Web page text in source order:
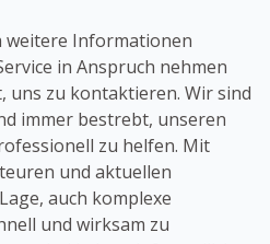
weitere Informationen
in Anspruch nehmen
uns zu kontaktieren. Wir sind
immer bestrebt, unseren
zu helfen. Mit
und aktuellen
auch komplexe
und wirksam zu